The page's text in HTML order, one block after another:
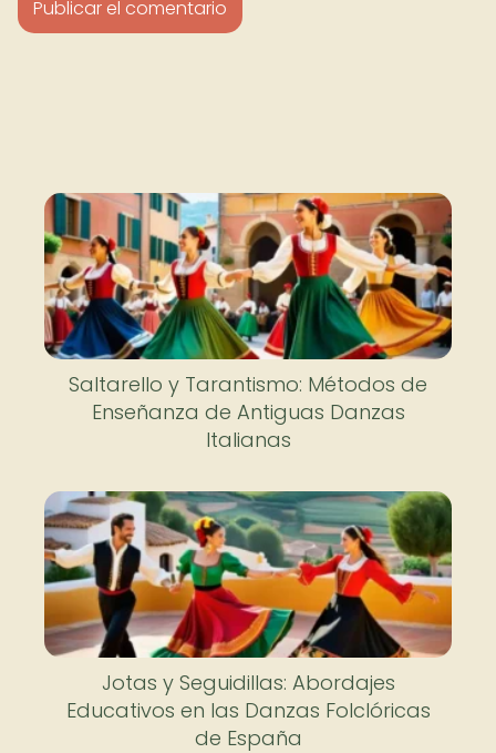
Saltarello y Tarantismo: Métodos de
Enseñanza de Antiguas Danzas
Italianas
Jotas y Seguidillas: Abordajes
Educativos en las Danzas Folclóricas
de España